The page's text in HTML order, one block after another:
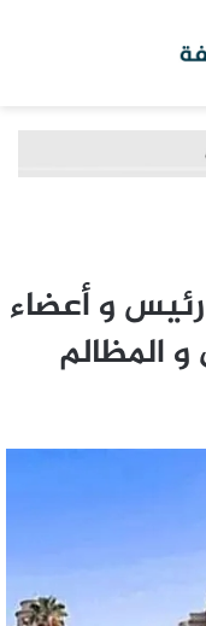
و أعضاء
المظالم